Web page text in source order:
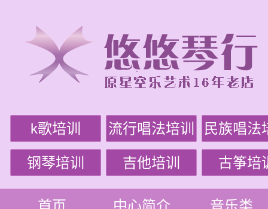
k歌培训 流行唱法培训 民族唱法
钢琴培训 吉他培训 古筝培
首页 中心简介 音乐类